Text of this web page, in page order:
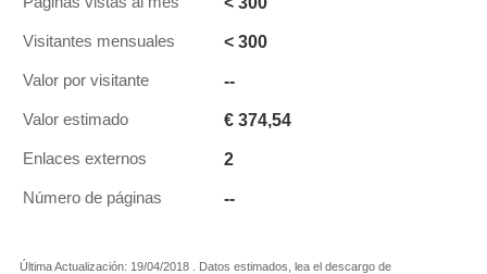
Visitantes mensuales < 300
Valor por visitante --
Valor estimado € 374,54
Enlaces externos 2
Número de páginas --
Última Actualización: 19/04/2018 . Datos estimados, lea el descargo de